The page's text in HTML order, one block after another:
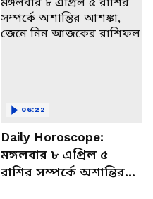
Daily Horoscope:
মঙ্গলবার ৮ এপ্রিল ৫
রাশির সম্পর্কে অশান্তির
06:22